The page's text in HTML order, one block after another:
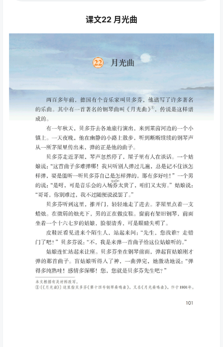
课文22 月光曲